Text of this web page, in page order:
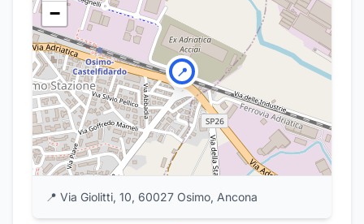
📍
−
📍 Via Giolitti, 10, 60027 Osimo, Ancona